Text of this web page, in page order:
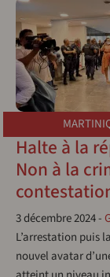
Halte à la
Non à la
3 décembre 2024-
L’arrestation puis
nouvel avatar